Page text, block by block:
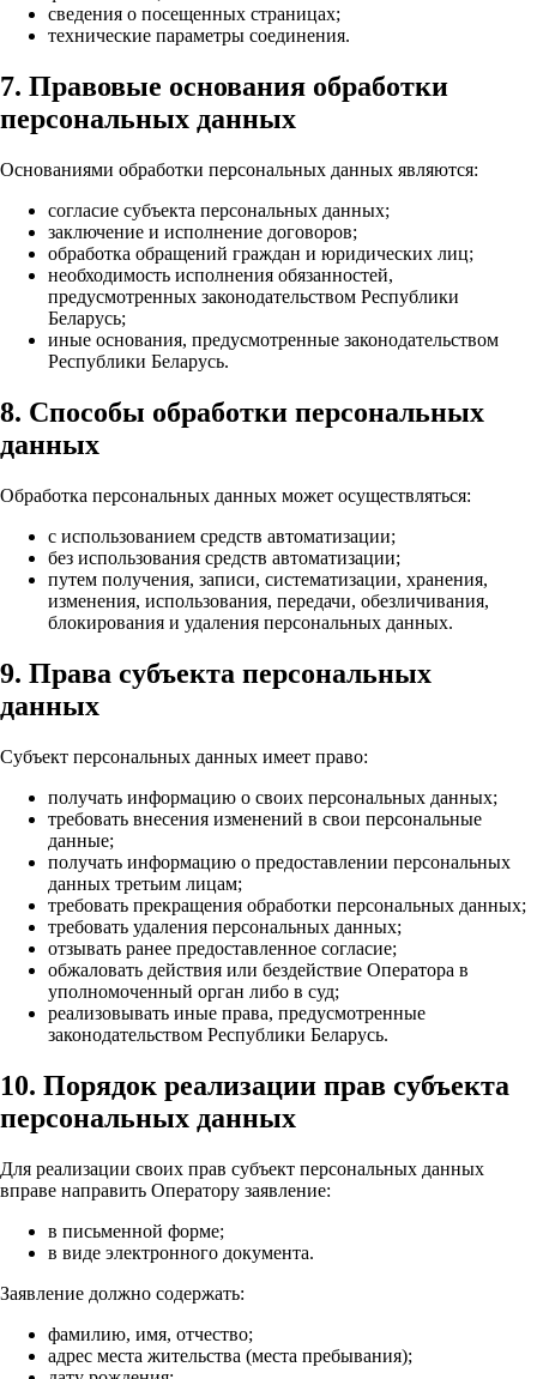
сведения о посещенных страницах;
технические параметры соединения.
7. Правовые основания обработки
персональных данных
Основаниями обработки персональных данных являются:
согласие субъекта персональных данных;
заключение и исполнение договоров;
обработка обращений граждан и юридических лиц;
необходимость исполнения обязанностей,
предусмотренных законодательством Республики
Беларусь;
иные основания, предусмотренные законодательством
Республики Беларусь.
8. Способы обработки персональных
данных
Обработка персональных данных может осуществляться:
с использованием средств автоматизации;
без использования средств автоматизации;
путем получения, записи, систематизации, хранения,
изменения, использования, передачи, обезличивания,
блокирования и удаления персональных данных.
9. Права субъекта персональных
данных
Субъект персональных данных имеет право:
получать информацию о своих персональных данных;
требовать внесения изменений в свои персональные
данные;
получать информацию о предоставлении персональных
данных третьим лицам;
требовать прекращения обработки персональных данных;
требовать удаления персональных данных;
отзывать ранее предоставленное согласие;
обжаловать действия или бездействие Оператора в
уполномоченный орган либо в суд;
реализовывать иные права, предусмотренные
законодательством Республики Беларусь.
10. Порядок реализации прав субъекта
персональных данных
Для реализации своих прав субъект персональных данных
вправе направить Оператору заявление:
в письменной форме;
в виде электронного документа.
Заявление должно содержать:
фамилию, имя, отчество;
адрес места жительства (места пребывания);